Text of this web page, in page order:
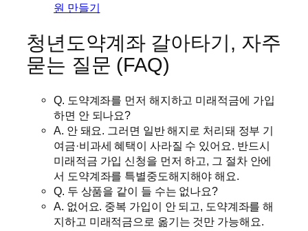
원 만들기
청년도약계좌 갈아타기, 자주
묻는 질문 (FAQ)
Q. 도약계좌를 먼저 해지하고 미래적금에 가입
하면 안 되나요?
A. 안 돼요. 그러면 일반 해지로 처리돼 정부 기
여금·비과세 혜택이 사라질 수 있어요. 반드시
미래적금 가입 신청을 먼저 하고, 그 절차 안에
서 도약계좌를 특별중도해지해야 해요.
Q. 두 상품을 같이 들 수는 없나요?
A. 없어요. 중복 가입이 안 되고, 도약계좌를 해
지하고 미래적금으로 옮기는 것만 가능해요.